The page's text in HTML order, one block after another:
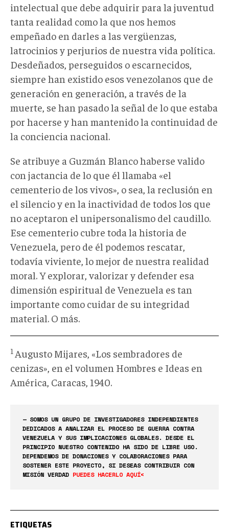
intelectual que debe adquirir para la juventud
tanta realidad como la que nos hemos
empeñado en darles a las vergüenzas,
latrocinios y perjurios de nuestra vida política.
Desdeñados, perseguidos o escarnecidos,
siempre han existido esos venezolanos que de
generación en generación, a través de la
muerte, se han pasado la señal de lo que estaba
por hacerse y han mantenido la continuidad de
la conciencia nacional.
Se atribuye a Guzmán Blanco haberse valido
con jactancia de lo que él llamaba «el
cementerio de los vivos», o sea, la reclusión en
el silencio y en la inactividad de todos los que
no aceptaron el unipersonalismo del caudillo.
Ese cementerio cubre toda la historia de
Venezuela, pero de él podemos rescatar,
todavía viviente, lo mejor de nuestra realidad
moral. Y explorar, valorizar y defender esa
dimensión espiritual de Venezuela es tan
importante como cuidar de su integridad
material. O más.
1 Augusto Mijares, «Los sembradores de
cenizas», en el volumen Hombres e Ideas en
América, Caracas, 1940.
— SOMOS UN GRUPO DE INVESTIGADORES INDEPENDIENTES
DEDICADOS A ANALIZAR EL PROCESO DE GUERRA CONTRA
VENEZUELA Y SUS IMPLICACIONES GLOBALES. DESDE EL
PRINCIPIO NUESTRO CONTENIDO HA SIDO DE LIBRE USO.
DEPENDEMOS DE DONACIONES Y COLABORACIONES PARA
SOSTENER ESTE PROYECTO, SI DESEAS CONTRIBUIR CON
MISIÓN VERDAD PUEDES HACERLO AQUÍ<
ETIQUETAS